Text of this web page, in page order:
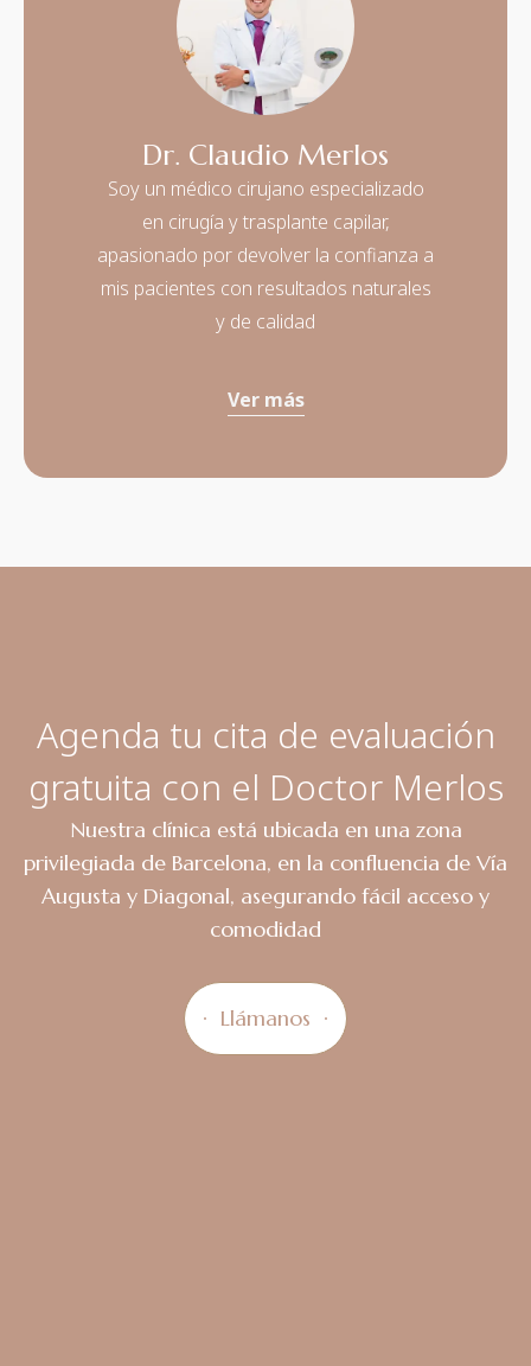
Dr. Claudio Merlos
Soy un médico cirujano especializado
en cirugía y trasplante capilar,
apasionado por devolver la confianza a
mis pacientes con resultados naturales
y de calidad
Ver más
Agenda tu cita de evaluación
gratuita con el Doctor Merlos
Nuestra clínica está ubicada en una zona
privilegiada de Barcelona, en la confluencia de Vía
Augusta y Diagonal, asegurando fácil acceso y
comodidad
Llámanos